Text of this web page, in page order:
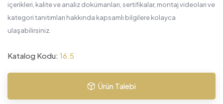
içerikleri, kalite ve analiz dokümanları, sertifikalar, montaj videoları ve
kategori tanıtımları hakkında kapsamlı bilgilere kolayca
ulaşabilirsiniz.
Katalog Kodu: 16.5
Ürün Talebi